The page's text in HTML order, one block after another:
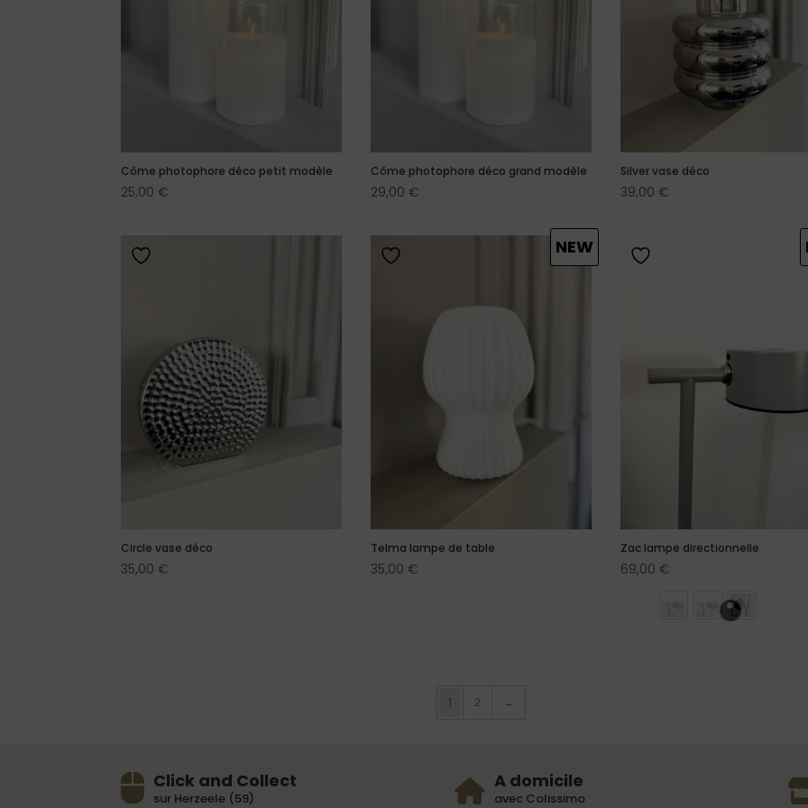
Côme photophore déco petit modèle
25,00 €
Côme photophore déco grand modèle
29,00 €
Silver vase déco
39,00 €
Circle vase déco
35,00 €
Telma lampe de table
35,00 €
NEW
Zac lampe directionnelle
69,00 €
1 2 →
Click and Collect
sur Herzeele (59)
A domicile
avec Colissimo